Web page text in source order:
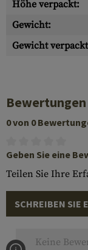
Höhe verpackt:
Gewicht:
Gewicht
Bewertungen
0 von 0
Geben Sie eine
Teilen Sie Ihre
SCHREIBEN SIE
Keine